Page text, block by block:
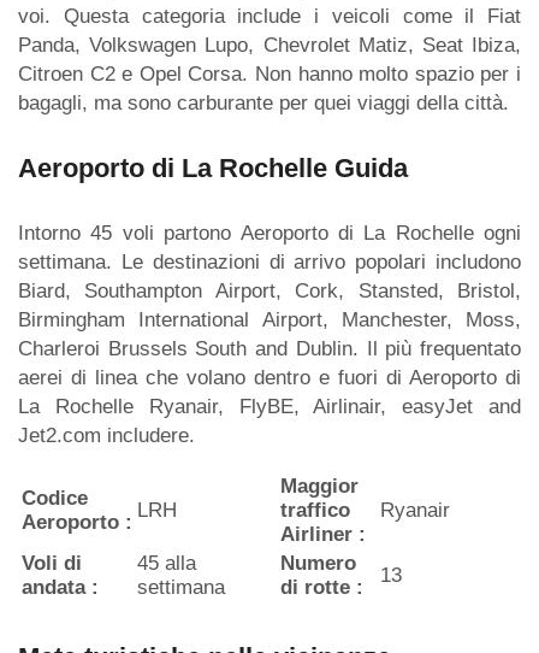
voi. Questa categoria include i veicoli come il Fiat
Panda, Volkswagen Lupo, Chevrolet Matiz, Seat Ibiza,
Citroen C2 e Opel Corsa. Non hanno molto spazio per i
bagagli, ma sono carburante per quei viaggi della città.
Aeroporto di La Rochelle Guida
Intorno 45 voli partono Aeroporto di La Rochelle ogni
settimana. Le destinazioni di arrivo popolari includono
Biard, Southampton Airport, Cork, Stansted, Bristol,
Birmingham International Airport, Manchester, Moss,
Charleroi Brussels South and Dublin. Il più frequentato
aerei di linea che volano dentro e fuori di Aeroporto di
La Rochelle Ryanair, FlyBE, Airlinair, easyJet and
Jet2.com includere.
Codice
Aeroporto :
LRH
Maggior
traffico
Airliner :
Ryanair
Voli di
andata :
45 alla
settimana
Numero
di rotte :
13